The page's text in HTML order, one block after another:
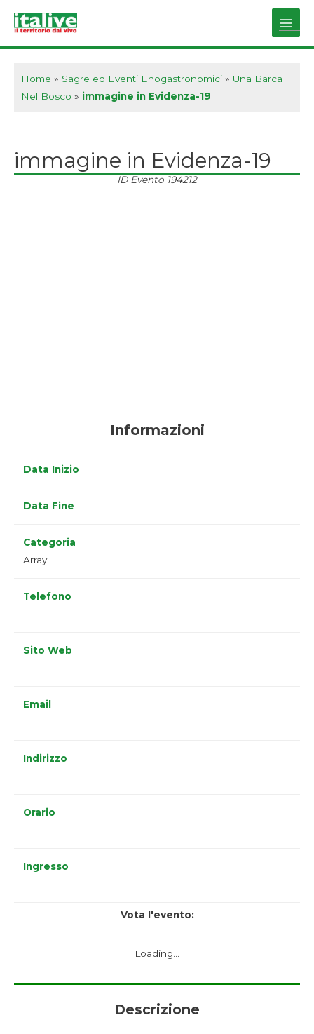
Main
Home » Sagre ed Eventi Enogastronomici » Una Barca
Nel Bosco » immagine in Evidenza-19
immagine in Evidenza-19
ID Evento 194212
Informazioni
Data Inizio
Data Fine
Categoria
Array
Telefono
---
Sito Web
---
Email
---
Indirizzo
---
Orario
---
Ingresso
---
Vota l'evento:
Loading...
Descrizione